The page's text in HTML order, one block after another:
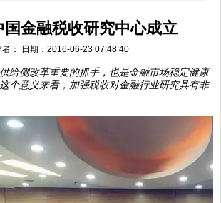
国金融税收研究中心成立
者： 日期：2016-06-23 07:48:40
给侧改革重要的抓手，也是金融市场稳定健康
个意义来看，加强税收对金融行业研究具有非